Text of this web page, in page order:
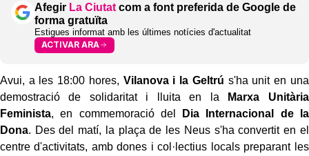
Afegir La Ciutat com a font preferida de Google de
forma gratuïta
Estigues informat amb les últimes notícies d'actualitat
ACTIVAR ARA
Avui, a les 18:00 hores, Vilanova i la Geltrú s'ha unit en una
demostració de solidaritat i lluita en la
Marxa Unitària
Feminista, en commemoració del
Dia Internacional de la
Dona. Des del matí, la plaça de les Neus s'ha convertit en el
centre d'activitats, amb dones i col·lectius locals preparant les